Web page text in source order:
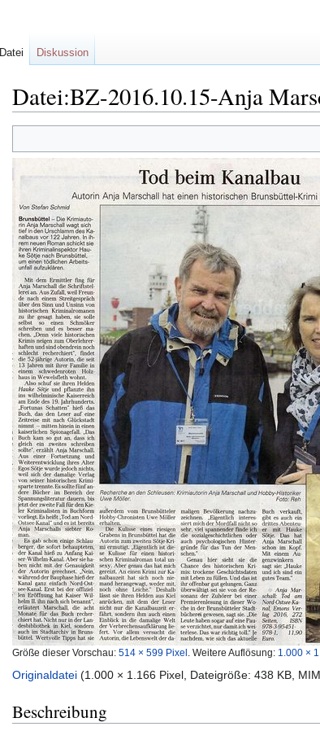
Datei:BZ-2016.10.15-Anja
Navigation
springen
Suche
springen
Größe dieser Vorschau: 514 × 599 Pixel Weitere Auflösung: 1.000 ×
Originaldatei (1.000 × 1.166 Pixel, Dateigröße: 438 KB,
Beschreibung
Datei Diskussion